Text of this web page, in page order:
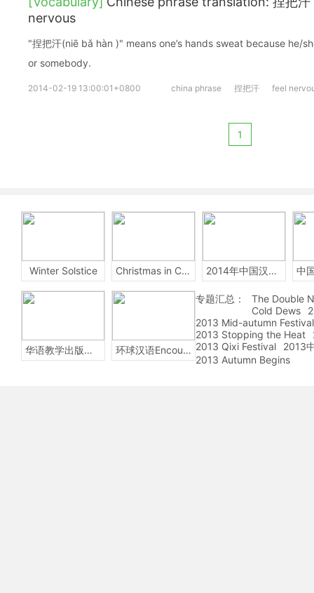
nervous
"捏把汗(niē bǎ hàn )" means one’s hands sweat because he/
or somebody.
2014-02-19 13:00:01+0800 china phrase 捏把汗 feel
1
Winter Solstice Christmas in China 2014年中国汉字听写大会
华语教学出版社Sinolingua 环球汉语Encounters
专题汇总：
The Double
Cold Dews
2013 Mid-autumn Festival
2013 Stopping the Heat
2013 Qixi Festival
2013
2013 Autumn Begins